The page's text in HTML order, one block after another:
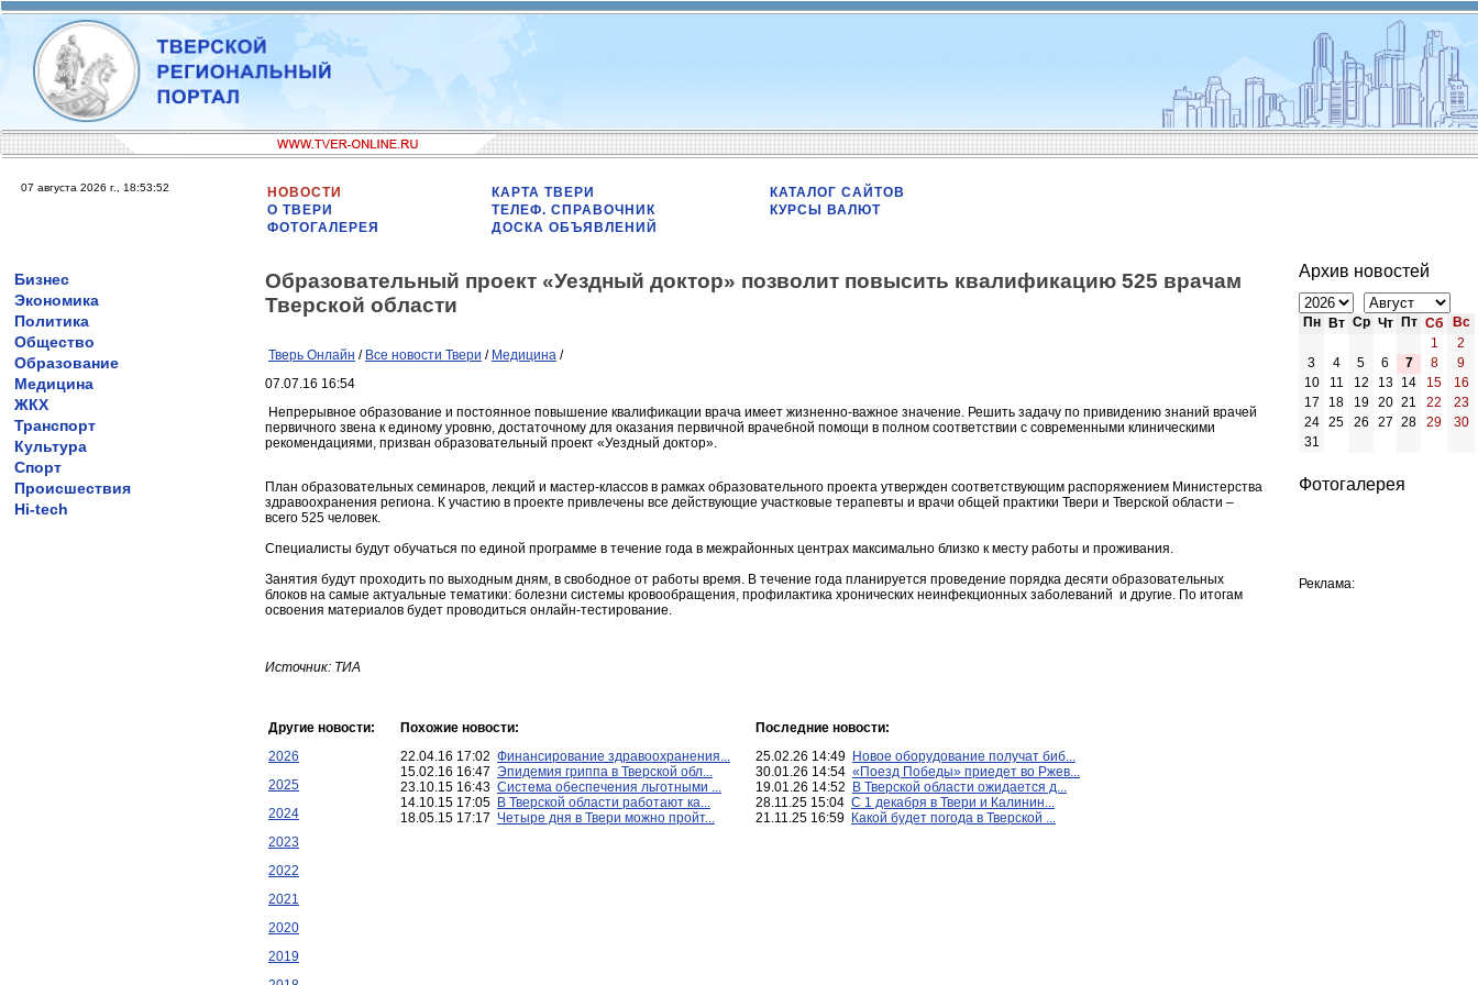
07 августа 2026 г., 18:53:52
НОВОСТИ
О ТВЕРИ
ФОТОГАЛЕРЕЯ
КАРТА ТВЕРИ
ТЕЛЕФ. СПРАВОЧНИК
ДОСКА ОБЪЯВЛЕНИЙ
КАТАЛОГ САЙТОВ
КУРСЫ ВАЛЮТ
Бизнес
Экономика
Политика
Общество
Образование
Медицина
ЖКХ
Транспорт
Культура
Спорт
Происшествия
Hi-tech
Образовательный проект «Уездный доктор» позволит повысить квалификацию 525 врачам
Тверской области
Тверь Онлайн / Все новости Твери / Медицина /
07.07.16 16:54
Непрерывное образование и постоянное повышение квалификации врача имеет жизненно-важное значение. Решить задачу по привидению знаний врачей
первичного звена к единому уровню, достаточному для оказания первичной врачебной помощи в полном соответствии с современными клиническими
рекомендациями, призван образовательный проект «Уездный доктор».
План образовательных семинаров, лекций и мастер-классов в рамках образовательного проекта утвержден соответствующим распоряжением Министерства
здравоохранения региона. К участию в проекте привлечены все действующие участковые терапевты и врачи общей практики Твери и Тверской области –
всего 525 человек.
Специалисты будут обучаться по единой программе в течение года в межрайонных центрах максимально близко к месту работы и проживания.
Занятия будут проходить по выходным дням, в свободное от работы время. В течение года планируется проведение порядка десяти образовательных
блоков на самые актуальные тематики: болезни системы кровообращения, профилактика хронических неинфекционных заболеваний и другие. По итогам
освоения материалов будет проводиться онлайн-тестирование.
Источник: ТИА
Другие новости:
2026
2025
2024
2023
2022
2021
2020
2019
Похожие новости:
22.04.16 17:02 Финансирование здравоохранения...
15.02.16 16:47 Эпидемия гриппа в Тверской обл...
23.10.15 16:43 Система обеспечения льготными ...
14.10.15 17:05 В Тверской области работают ка...
18.05.15 17:17 Четыре дня в Твери можно пройт...
Последние новости:
25.02.26 14:49 Новое оборудование получат биб...
30.01.26 14:54 «Поезд Победы» приедет во Ржев...
19.01.26 14:52
В Тверской области ожидается д...
28.11.25 15:04 С 1 декабря в Твери и Калинин...
21.11.25 16:59 Какой будет погода в Тверской ...
Архив новостей
Пн Вт Ср Чт Пт Сб
Вс
1
2
3
4 5 6 7 8
9
10
11 12 13 14 15
16
17
18 19 20 21 22
23
24
25 26 27 28 29
30
31
Фотогалерея
Реклама: